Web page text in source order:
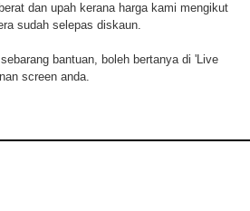
dan upah kerana harga kami mengikut
sudah selepas diskaun.
bantuan, boleh bertanya di 'Live
screen anda.